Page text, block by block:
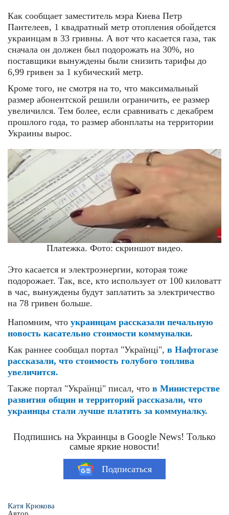
Как сообщает заместитель мэра Киева Петр
Пантелеев, 1 квадратный метр отопления обойдется
украинцам в 33 гривны. А вот что касается газа, так
сначала он должен был подорожать на 30%, но
поставщики вынуждены были снизить тарифы до
6,99 гривен за 1 кубический метр.
Кроме того, не смотря на то, что максимальный
размер абонентской решили ограничить, ее размер
увеличился. Тем более, если сравнивать с декабрем
прошлого года, то размер абонплаты на территории
Украины вырос.
Платежка. Фото: скриншот видео.
Это касается и электроэнергии, которая тоже
подорожает. Так, все, кто использует от 100 киловатт
в час, вынуждены будут заплатить за электричество
на 78 гривен больше.
Напомним, что украинцам рассказали печальную
новость касательно стоимости коммуналки.
Как раннее сообщал портал "Українці", в Нафтогазе
рассказали, что стоимость голубого топлива
увеличится.
Также портал "Українці" писал, что в Министерстве
развития общин и территорий рассказали, что
украинцы стали лучше платить за коммуналку.
Подпишись на Украинцы в Google News! Только
самые яркие новости!
Подписаться
Катя Крюкова